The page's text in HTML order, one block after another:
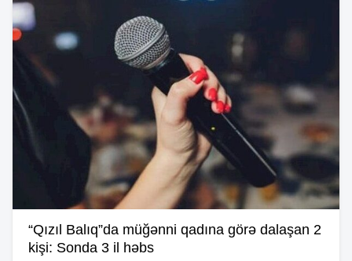
“Qızıl Balıq”da müğənni qadına görə dalaşan 2
kişi: Sonda 3 il həbs